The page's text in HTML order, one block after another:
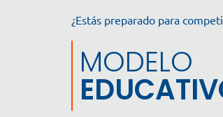
¿Estás preparado para
MODELO